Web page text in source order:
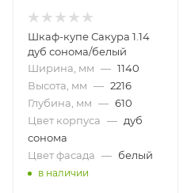
Шкаф-купе Сакура 1.14
дуб сонома/белый
Ширина, мм — 1140
Высота, мм — 2216
Глубина, мм — 610
Цвет корпуса — дуб
сонома
Цвет фасада — белый
в наличии